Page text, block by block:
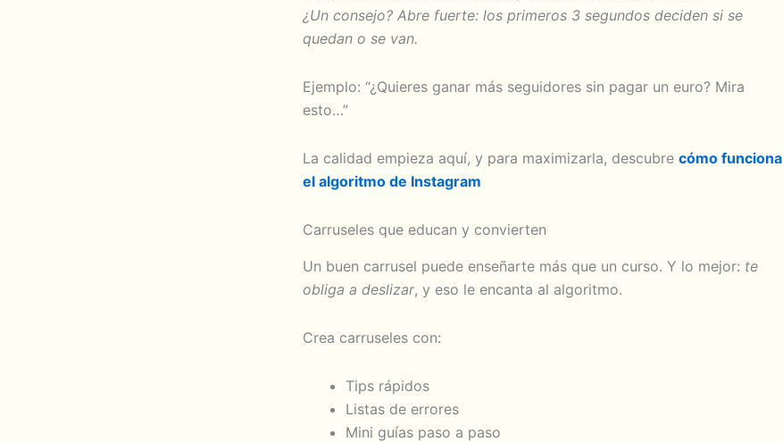
¿Un consejo? Abre fuerte: los primeros 3 segundos deciden si se
quedan o se van.
Ejemplo: “¿Quieres ganar más seguidores sin pagar un euro? Mira
esto…”
La calidad empieza aquí, y para maximizarla, descubrecómo funciona
el algoritmo de Instagram
Carruseles que educan y convierten
Un buen carrusel puede enseñarte más que un curso. Y lo mejor: te
obliga a deslizar, y eso le encanta al algoritmo.
Crea carruseles con:
Tips rápidos
Listas de errores
Mini guías paso a paso